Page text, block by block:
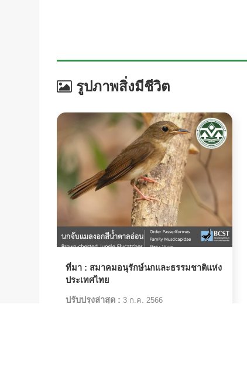
รูปภาพสิ่งมีชีวิต
ที่มา : สมาคมอนุรักษ์นกและธรรมชาติแห่ง
ประเทศไทย
ปรับปรุงล่าสุด : 3 ก.ค. 2566